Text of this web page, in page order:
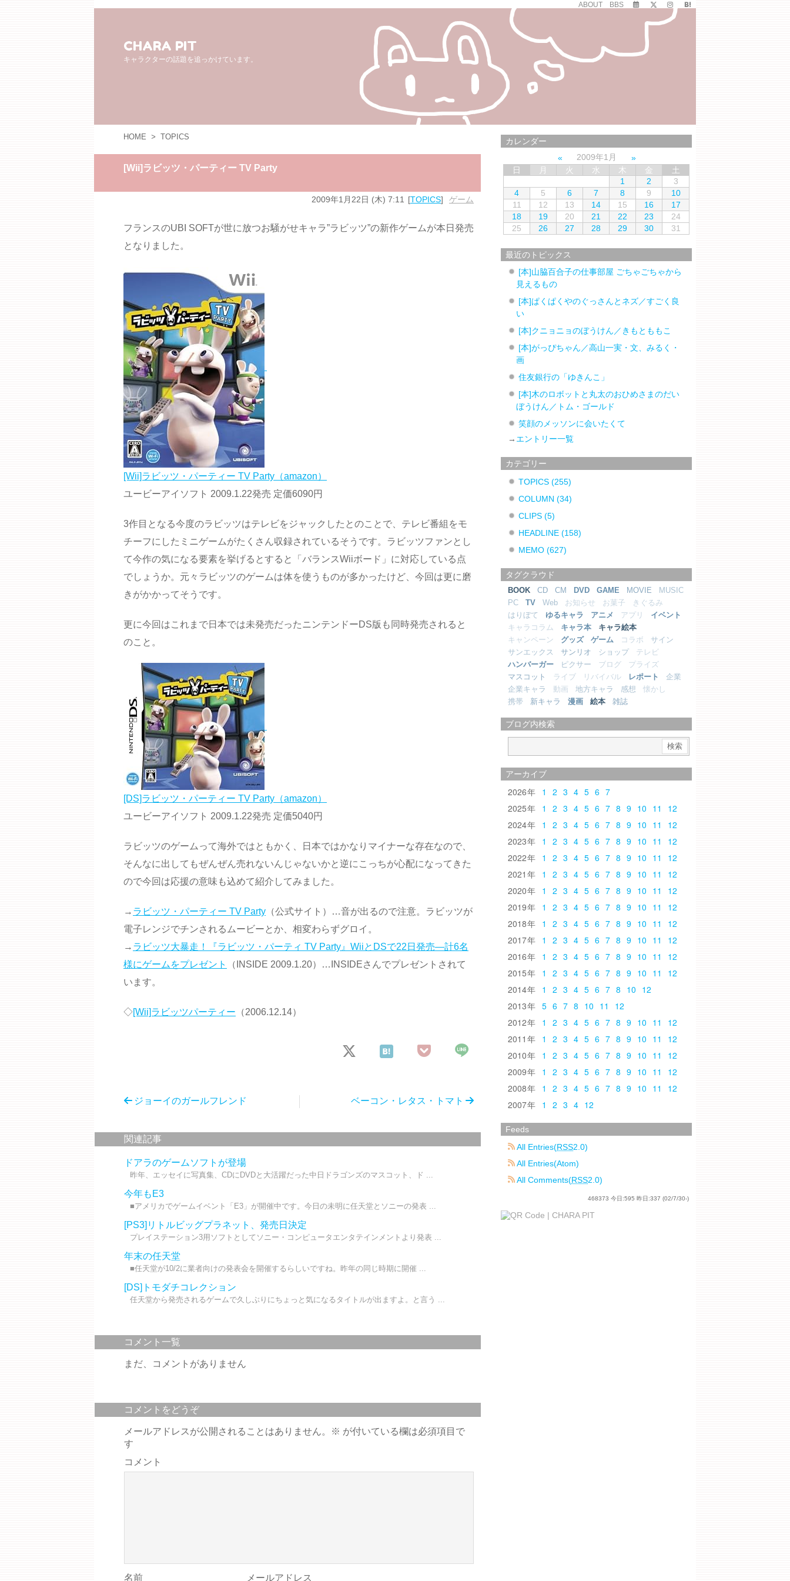
ABOUT BBS
CHARA PIT
キャラクターの話題を追っかけています。
HOME > TOPICS
[Wii]ラビッツ・パーティー TV Party
2009年1月22日 (木) 7:11 TOPICS ゲーム
フランスのUBI SOFTが世に放つお騒がせキャラ”ラビッツ”の新作ゲームが本日発売
となりました。
[Wii]ラビッツ・パーティー TV Party（amazon）
ユービーアイソフト 2009.1.22発売 定価6090円
3作目となる今度のラビッツはテレビをジャックしたとのことで、テレビ番組をモ
チーフにしたミニゲームがたくさん収録されているそうです。ラビッツファンとし
て今作の気になる要素を挙げるとすると「バランスWiiボード」に対応している点
でしょうか。元々ラビッツのゲームは体を使うものが多かったけど、今回は更に磨
きがかかってそうです。
更に今回はこれまで日本では未発売だったニンテンドーDS版も同時発売されると
のこと。
[DS]ラビッツ・パーティー TV Party（amazon）
ユービーアイソフト 2009.1.22発売 定価5040円
ラビッツのゲームって海外ではともかく、日本ではかなりマイナーな存在なので、
そんなに出してもぜんぜん売れないんじゃないかと逆にこっちが心配になってきた
ので今回は応援の意味も込めて紹介してみました。
→ ラビッツ・パーティー TV Party （公式サイト）…音が出るので注意。ラビッツが
電子レンジでチンされるムービーとか、相変わらずグロイ。
→ ラビッツ大暴走！『ラビッツ・パーティ TV Party』WiiとDSで22日発売―計6名
様にゲームをプレゼント
（INSIDE 2009.1.20）…INSIDEさんでプレゼントされて
います。
◇[Wii]ラビッツパーティー （2006.12.14）
ベーコン・レタス・トマト
ジョーイのガールフレンド
関連記事
ドアラのゲームソフトが登場
昨年、エッセイに写真集、CDにDVDと大活躍だった中日ドラゴンズのマスコット、ド ...
今年もE3
■アメリカでゲームイベント「E3」が開催中です。今日の未明に任天堂とソニーの発表 ...
[PS3]リトルビッグプラネット、発売日決定
プレイステーション3用ソフトとしてソニー・コンピュータエンタテインメントより発表 ...
年末の任天堂
■任天堂が10/2に業者向けの発表会を開催するらしいですね。昨年の同じ時期に開催 ...
[DS]トモダチコレクション
任天堂から発売されるゲームで久しぶりにちょっと気になるタイトルが出ますよ。と言う ...
コメント一覧
まだ、コメントがありません
コメントをどうぞ
メールアドレスが公開されることはありません。 ※ が付いている欄は必須項目で
す
コメント
名前 メールアドレス
カレンダー
2009年1月
日
月 火 水 木 金
土
1
2
3
4
5 6 7 8 9
10
11
12 13 14 15 16
17
18
19 20 21 22 23
24
25
26 27 28 29 30 31
最近のトピックス
[本]山脇百合子の仕事部屋 ごちゃごちゃから
見えるもの
[本]ぱくぱくやのぐっさんとネズ／すごく良
い
[本]クニョニョのぼうけん／きもとももこ
[本]がっぴちゃん／高山一実・文、みるく・
画
住友銀行の「ゆきんこ」
[本]木のロボットと丸太のおひめさまのだい
ぼうけん／トム・ゴールド
笑顔のメッソンに会いたくて
→ エントリー一覧
カテゴリー
TOPICS(255)
COLUMN(34)
CLIPS(5)
HEADLINE(158)
MEMO(627)
タグクラウド
BOOK CD CM DVD GAME MOVIE
MUSIC
PC
TV Web お知らせ お菓子
きぐるみ
はりぼて
ゆるキャラ アニメ アプリ
イベント
キャラコラム
キャラ本
キャラ絵本
キャンペーン
グッズ ゲーム コラボ
サイン
サンエックス
サンリオ ショップ
テレビ
ハンバーガー
ピクサー ブログ
プライズ
マスコット
ライブ リバイバル レポート
企業
企業キャラ
動画 地方キャラ 感想
懐かし
携帯
新キャラ 漫画 絵本 雑誌
ブログ内検索
アーカイブ
2026 1 2 3 4 5 6 7
2025
1 2 3 4 5 6 7 8 9 10 11
12
2024
1 2 3 4 5 6 7 8 9 10 11
12
2023
1 2 3 4 5 6 7 8 9 10 11
12
2022
1 2 3 4 5 6 7 8 9 10 11
12
2021
1 2 3 4 5 6 7 8 9 10 11
12
2020
1 2 3 4 5 6 7 8 9 10 11
12
2019
1 2 3 4 5 6 7 8 9 10 11
12
2018
1 2 3 4 5 6 7 8 9 10 11
12
2017
1 2 3 4 5 6 7 8 9 10 11
12
2016
1 2 3 4 5 6 7 8 9 10 11
12
2015
1 2 3 4 5 6 7 8 9 10 11
12
2014
1 2 3 4 5 6 7 8 10 12
2013
5 6 7 8 10 11
12
2012
1 2 3 4 5 6 7 8 9 10 11
12
2011
1 2 3 4 5 6 7 8 9 10 11
12
2010
1 2 3 4 5 6 7 8 9 10 11
12
2009
1 2 3 4 5 6 7 8 9 10 11
12
2008
1 2 3 4 5 6 7 8 9 10 11
12
2007
1 2 3 4 12
Feeds
All Entries(RSS2.0)
All Entries(Atom)
All Comments(RSS2.0)
468373 今日:595 昨日:337 (02/7/30-)